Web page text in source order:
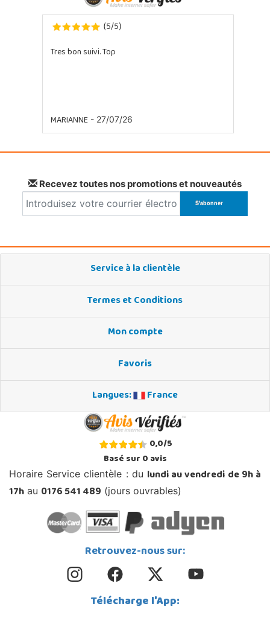
(5/5)
Tres bon suivi. Top
MARIANNE- 27/07/26
Recevez toutes nos promotions et nouveautés
Service à la clientèle
Termes et Conditions
Mon compte
Favoris
Langues:
France
0,0/5
Basé sur0avis
Horaire Service clientèle : du lundi au vendredi de 9h à
17h au 0176 541 489 (jours ouvrables)
Retrouvez-nous sur:
Télécharge l'App: